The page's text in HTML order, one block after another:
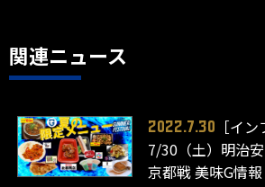
関連ニュース
2022.7.30
［イ
7/30（土）明治
京都戦 美味G情報